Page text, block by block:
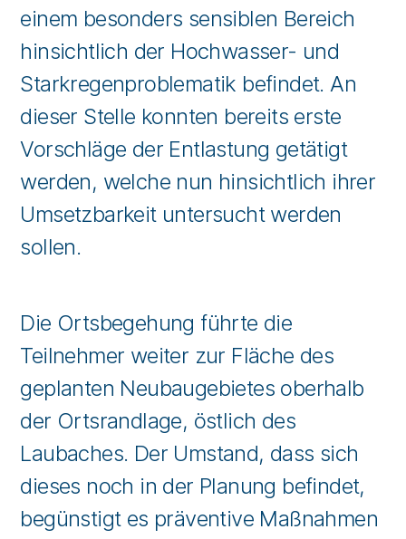
einem besonders sensiblen Bereich
hinsichtlich der Hochwasser- und
Starkregenproblematik befindet. An
dieser Stelle konnten bereits erste
Vorschläge der Entlastung getätigt
werden, welche nun hinsichtlich ihrer
Umsetzbarkeit untersucht werden
sollen.
Die Ortsbegehung führte die
Teilnehmer weiter zur Fläche des
geplanten Neubaugebietes oberhalb
der Ortsrandlage, östlich des
Laubaches. Der Umstand, dass sich
dieses noch in der Planung befindet,
begünstigt es präventive Maßnahmen